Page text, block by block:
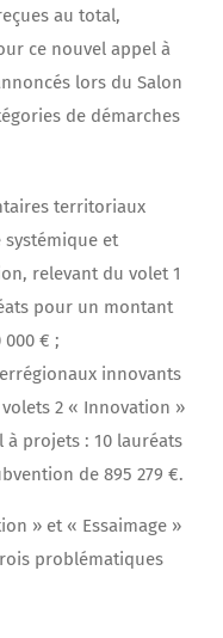
au total,
ce nouvel appel à
lors du Salon
de démarches
territoriaux
systémique et
relevant du volet 1
pour un montant
€ ;
innovants
2 « Innovation »
à projets : 10 lauréats
de 895 279 €.
» et « Essaimage »
problématiques